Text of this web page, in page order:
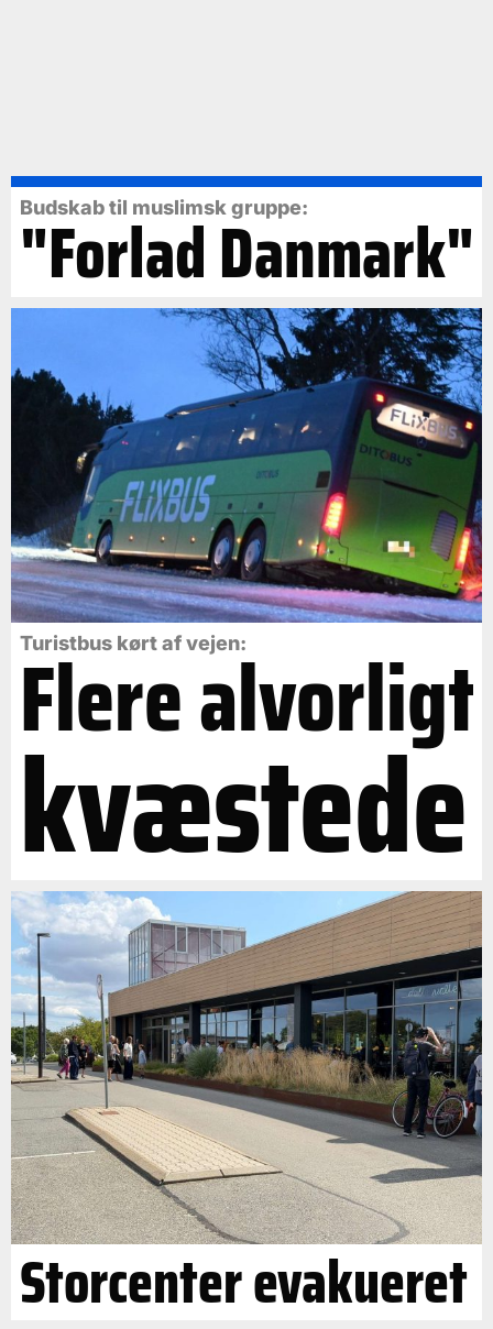
Budskab til muslimsk gruppe:
"Forlad Danmark"
Turistbus kørt af vejen:
Flere alvorligt
kvæstede
Storcenter evakueret